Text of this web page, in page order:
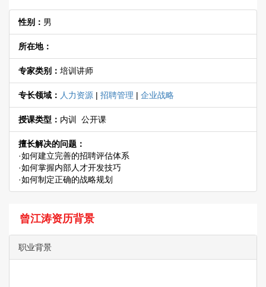
性别： 男
所在地：
专家类别： 培训讲师
专长领域： 人力资源 | 招聘管理 | 企业战略
授课类型： 内训 公开课
擅长解决的问题：
·如何建立完善的招聘评估体系
·如何掌握内部人才开发技巧
·如何制定正确的战略规划
曾江涛资历背景
职业背景